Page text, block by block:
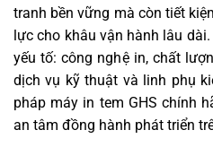
tranh bền vững mà còn tiết
lực cho khâu vận hành lâu
yếu tố: công nghệ in, chất
dịch vụ kỹ thuật và linh phụ
pháp máy in tem GHS chính
an tâm đồng hành phát triển